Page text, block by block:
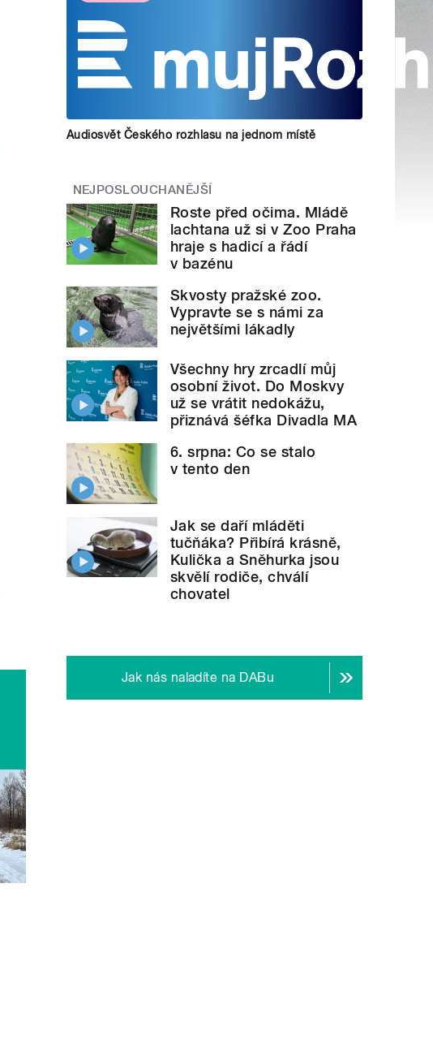
Audiosvět Českého rozhlasu na jednom místě
NEJPOSLOUCHANĚJŠÍ
Roste před očima. Mládě
lachtana už si v Zoo Praha
hraje s hadicí a řádí
v bazénu
Skvosty pražské zoo.
Vypravte se s námi za
největšími lákadly
Všechny hry zrcadlí můj
osobní život. Do Moskvy
už se vrátit nedokážu,
přiznává šéfka Divadla MA
6. srpna: Co se stalo
v tento den
Jak se daří mláděti
tučňáka? Přibírá krásně,
Kulička a Sněhurka jsou
skvělí rodiče, chválí
chovatel
Jak nás naladíte na DABu